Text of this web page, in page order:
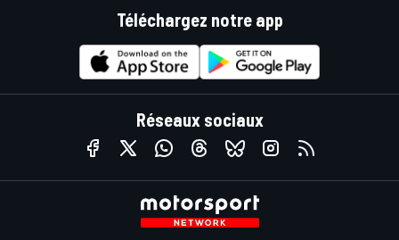
Téléchargez notre app
Réseaux sociaux